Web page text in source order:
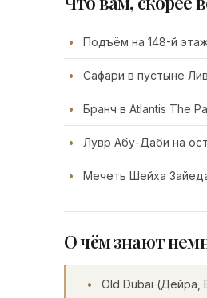
Подъём на 148-й
Сафари в пустыне
Бранч в Atlantis The
Лувр Абу-Даби на
Мечеть Шейха
О чём знают
Old Dubai (Дейра,